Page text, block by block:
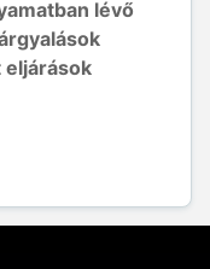
lévő
eljárások